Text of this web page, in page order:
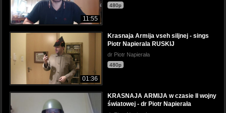
11:55
480p
01:36
Krasnaja Armija vseh siljnej - sings
Piotr Napierala RUSKIJ
dr Piotr Napierała
480p
KRASNAJA ARMIJA w czasie II wojny
światowej - dr Piotr Napierała